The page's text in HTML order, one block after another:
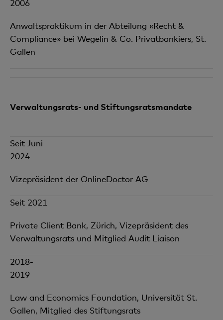
2006
Anwaltspraktikum in der Abteilung «Recht &
Compliance» bei Wegelin & Co. Privatbankiers, St.
Gallen
Verwaltungsrats- und Stiftungsratsmandate
Seit Juni
2024
Vizepräsident der OnlineDoctor AG
Seit 2021
Private Client Bank, Zürich, Vizepräsident des
Verwaltungsrats und Mitglied Audit Liaison
2018-
2019
Law and Economics Foundation, Universität St.
Gallen, Mitglied des Stiftungsrats